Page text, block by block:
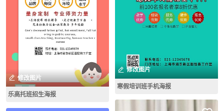
修改图片
乐高托班招生海报
修改图片
寒假培训班手机海报